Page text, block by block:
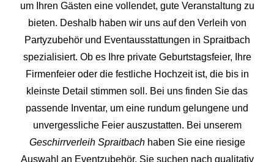
um Ihren Gästen eine vollendet, gute Veranstaltung zu
bieten. Deshalb haben wir uns auf den Verleih von
Partyzubehör und Eventausstattungen in Spraitbach
spezialisiert. Ob es Ihre private Geburtstagsfeier, Ihre
Firmenfeier oder die festliche Hochzeit ist, die bis in
kleinste Detail stimmen soll. Bei uns finden Sie das
passende Inventar, um eine rundum gelungene und
unvergessliche Feier auszustatten. Bei unserem
Geschirrverleih Spraitbachhaben Sie eine riesige
Auswahl an Eventzubehör. Sie suchen nach qualitativ